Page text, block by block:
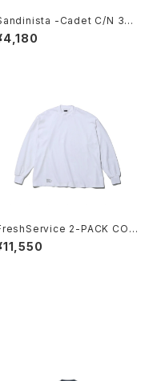
-Cadet C/N 3-Q
Tee
2-PACK COP
L/S TEE